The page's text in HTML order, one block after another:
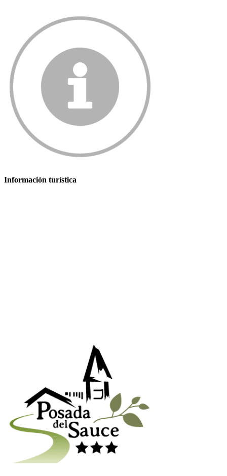
Información turística